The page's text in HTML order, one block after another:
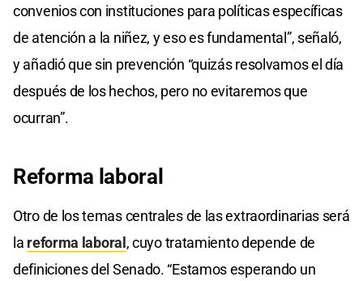
convenios con instituciones para políticas específicas
de atención a la niñez, y eso es fundamental”, señaló,
y añadió que sin prevención “quizás resolvamos el día
después de los hechos, pero no evitaremos que
ocurran”.
Reforma laboral
Otro de los temas centrales de las extraordinarias será
la reforma laboral , cuyo tratamiento depende de
definiciones del Senado. “Estamos esperando un